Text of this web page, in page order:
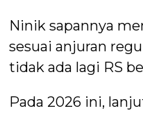
Ninik sapannya
sesuai anjuran
tidak ada lagi RS
Pada 2026 ini,